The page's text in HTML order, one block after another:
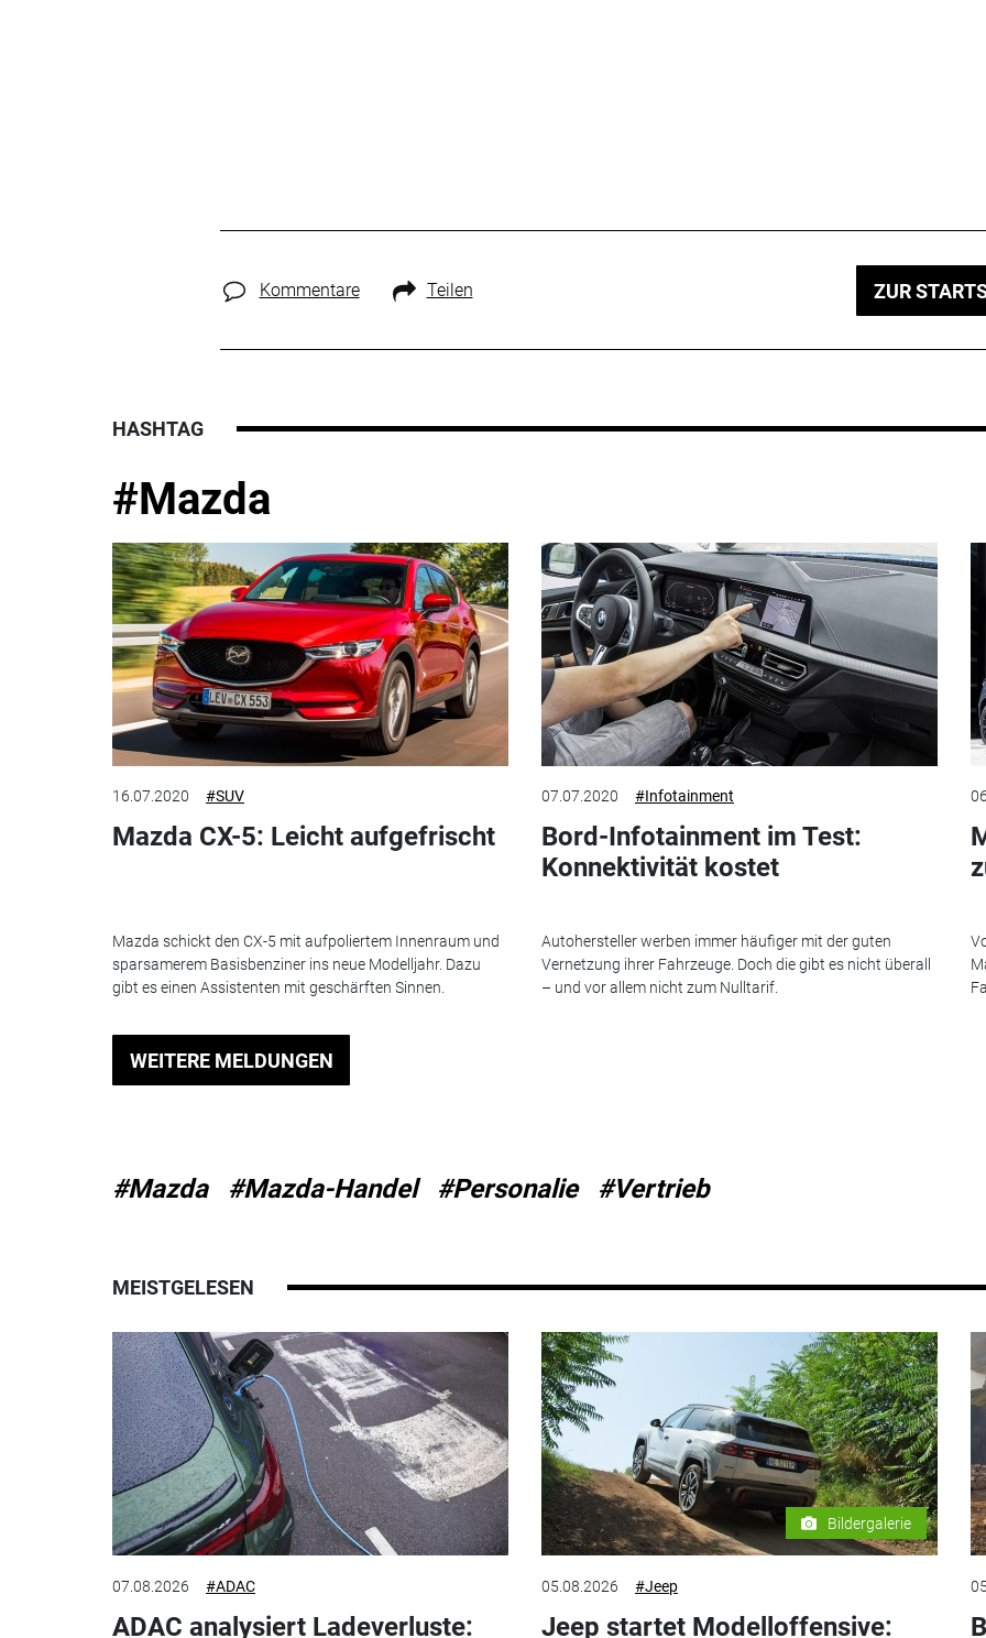
Kommentare Teilen ZUR
HASHTAG
#Mazda
16.07.2020 #SUV
Mazda CX-5: Leicht aufgefrischt
Mazda schickt den CX-5 mit aufpoliertem Innenraum und
sparsamerem Basisbenziner ins neue Modelljahr. Dazu
gibt es einen Assistenten mit geschärften Sinnen.
07.07.2020 #Infotainment
Bord-Infotainment im Test:
Konnektivität kostet
Autohersteller werben immer häufiger mit der guten
Vernetzung ihrer Fahrzeuge. Doch die gibt es nicht überall
– und vor allem nicht zum Nulltarif.
WEITERE MELDUNGEN
#Mazda #Mazda-Handel #Personalie #Vertrieb
MEISTGELESEN
07.08.2026 #ADAC
ADAC analysiert Ladeverluste:
Bildergalerie
05.08.2026 #Jeep
Jeep startet Modelloffensive: